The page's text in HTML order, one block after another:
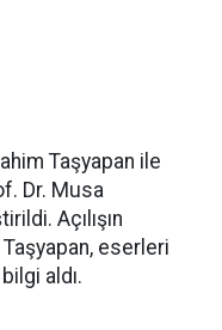
Taşyapan ile
Dr. Musa
Açılışın
Taşyapan, eserleri
aldı.